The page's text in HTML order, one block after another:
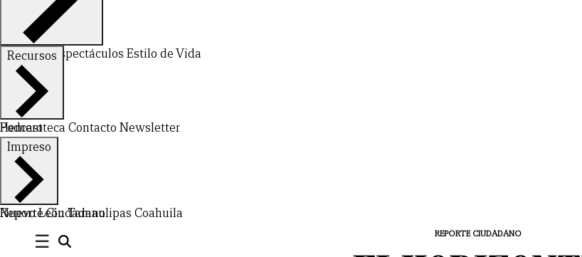
DeportesEspectáculos Estilo de Vida
Recursos
Hemeroteca Contacto Newsletter
Podcast
Impreso
Nuevo LeónTamaulipas Coahuila
Reporte Ciudadano
☰ REPORTE CIUDADANO
CERRAR
NUEVO
TAMAULIPAS
COAHUILA
NACIONAL
INTERNACIONAL
FINANZAS
OPINIÓN
DEPORTES
ESPECTÁCULOS
TENDENCIA
ESTILO
PODCAST
CONTACTO
NEWSLETTER
HEMEROTECA
SUPLEMENTOS